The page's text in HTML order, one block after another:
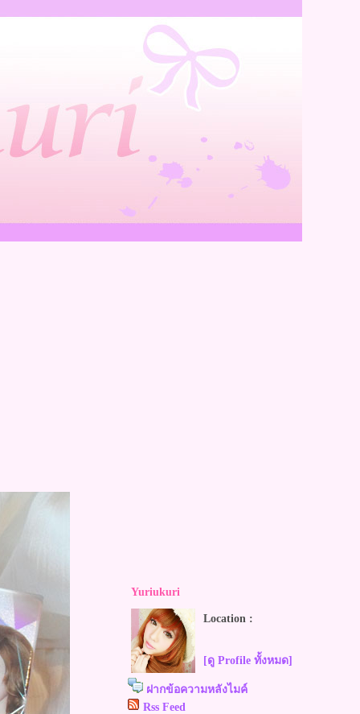
Yuriukuri
Location :
[ดู Profile ทั้งหมด]
ฝากข้อความหลังไมค์
Rss Feed